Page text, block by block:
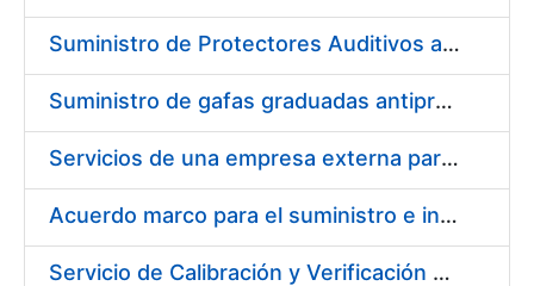
Suministro de Protectores Auditivos a medida para las personas trabajadoras de los Centros de Trabajo de Madrid y Burgos
Suministro de gafas graduadas antiproyecciones para los trabajadores de la FNMT-RCM en los centros de trabajo de Madrid y Burgos
Servicios de una empresa externa para el asesoramiento y resolución de los recursos de alzada que se presentan relacionados con procesos de selección para la FNMT-RCM
Acuerdo marco para el suministro e instalación de persianas, estores y otros complementos
Servicio de Calibración y Verificación Externa de los Equipos de Medición del Servicio de Prevención de la FNMT-RCM